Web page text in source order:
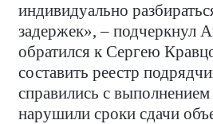
индивидуально
задержек», – подчеркнул
обратился к Сергею
составить реестр
справились с
нарушили сроки сдачи